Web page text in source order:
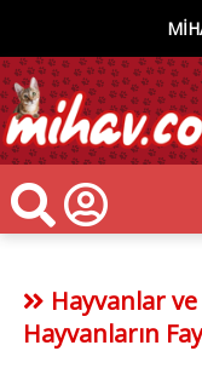
Hayvanlar ve
Hayvanların